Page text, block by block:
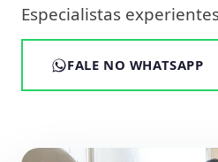
Especialistas
FALE NO WHATSAPP